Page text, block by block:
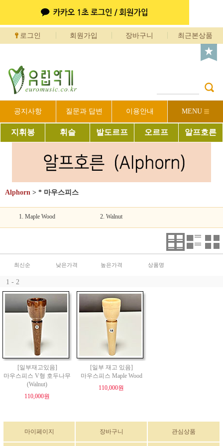
로그인 회원가입 장바구니 최근본상품
공지사항 질문과 답변 이용안내 MENU
지휘봉 휘슬 발도르프 오르프 알프호른
Alphorn > * 마우스피스
1. Maple Wood 2. Walnut
최신순 낮은가격 높은가격 상품명
1 - 2
[일부재고있음]
마우스피스 V형 호두나무
(Walnut)
110,000원
[일부 재고 있음]
마우스피스 Maple Wood
110,000원
마이페이지 장바구니 관심상품